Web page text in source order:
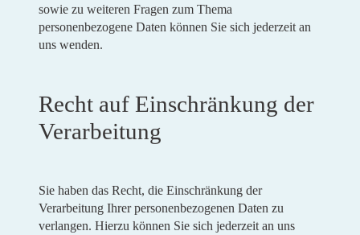
sowie zu weiteren Fragen zum Thema
personenbezogene Daten können Sie sich jederzeit an
uns wenden.
Recht auf Einschränkung der
Verarbeitung
Sie haben das Recht, die Einschränkung der
Verarbeitung Ihrer personenbezogenen Daten zu
verlangen. Hierzu können Sie sich jederzeit an uns